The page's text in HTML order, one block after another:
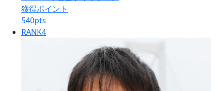
獲得ポイント
540pts
RANK4